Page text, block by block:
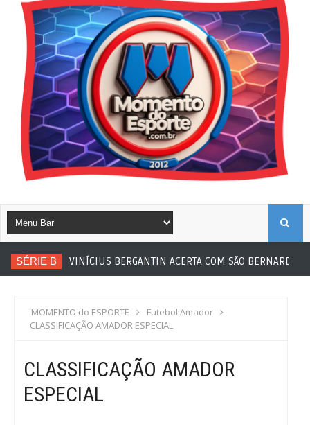
SÉRIE B VINÍCIUS BERGANTIN ACERTA COM SÃO BERNARDO
MOMENTO do ESPORTE
Futebol Amador
CLASSIFICAÇÃO AMADOR ESPECIAL
CLASSIFICAÇÃO AMADOR
ESPECIAL